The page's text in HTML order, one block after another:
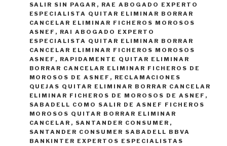
SALIR SIN PAGAR , RAE ABOGADO EXPERTO
ESPECIALISTA QUITAR ELIMINAR BORRAR
CANCELAR ELIMINAR FICHEROS MOROSOS
ASNEF , RAI ABOGADO EXPERTO
ESPECIALISTA QUITAR ELIMINAR BORRAR
CANCELAR ELIMINAR FICHEROS MOROSOS
ASNEF , RAPIDAMENTE QUITAR ELIMINAR
BORRAR CANCELAR ELIMINAR FICHEROS DE
MOROSOS DE ASNEF , RECLAMACIONES
QUEJAS QUITAR ELIMINAR BORRAR CANCELAR
ELIMINAR FICHEROS DE MOROSOS DE ASNEF ,
SABADELL COMO SALIR DE ASNEF FICHEROS
MOROSOS QUITAR BORRAR ELIMINAR
CANCELAR , SANTANDER CONSUMER ,
SANTANDER CONSUMER SABADELL BBVA
BANKINTER EXPERTOS ESPECIALISTAS